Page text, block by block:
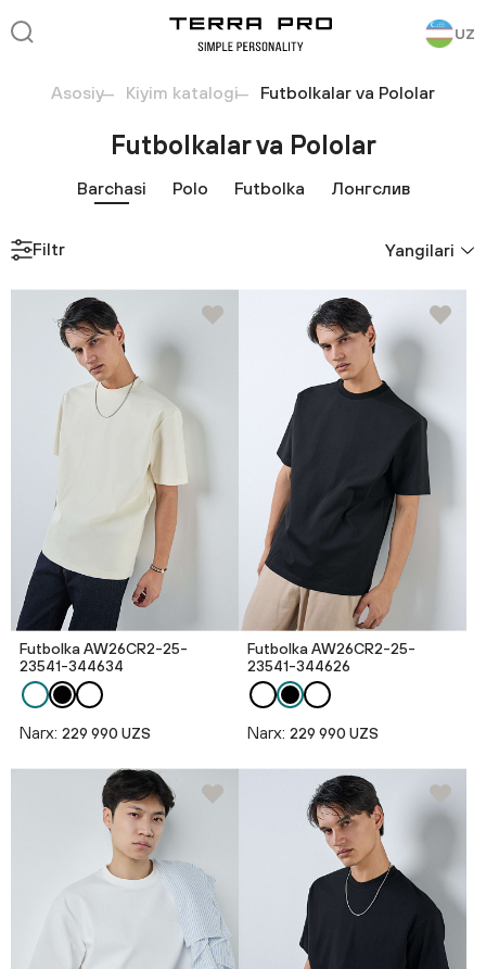
UZ
Asosiy Kiyim katalogi Futbolkalar va Pololar
Futbolkalar va Pololar
Barchasi Polo Futbolka Лонгслив
Filtr Yangilari
Futbolka AW26CR2-25-
23541-344634
Narx: 229 990 UZS
Futbolka AW26CR2-25-
23541-344626
Narx: 229 990 UZS